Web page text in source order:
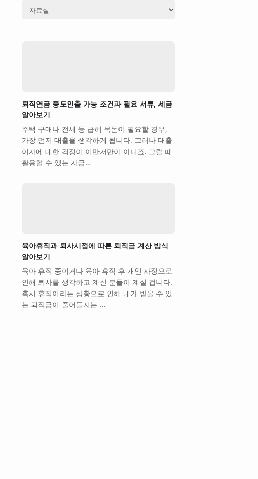
퇴직연금 중도인출 가능 조건과 필요 서류, 세금
알아보기
주택 구매나 전세 등 급히 목돈이 필요할 경우,
가장 먼저 대출을 생각하게 됩니다. 그러나 대출
이자에 대한 걱정이 이만저만이 아니죠. 그럴 때
활용할 수 있는 자금…
육아휴직과 퇴사시점에 따른 퇴직금 계산 방식
알아보기
육아 휴직 중이거나 육아 휴직 후 개인 사정으로
인해 퇴사를 생각하고 계신 분들이 계실 겁니다.
혹시 휴직이라는 상황으로 인해 내가 받을 수 있
는 퇴직금이 줄어들지는 …